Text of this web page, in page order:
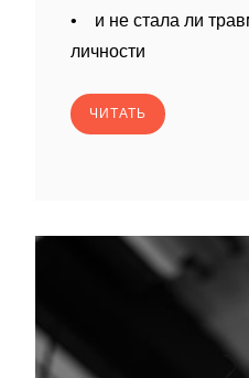
• и не стала ли
личности
ЧИТАТЬ